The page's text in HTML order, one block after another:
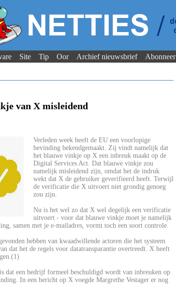
Site Tip Oor Archief nieuwsbrief Abonneer
van X misleidend
Verleden week heeft de EU een voorlopige
bevinding bekendgemaakt. Zij vindt namelijk dat
het blauwe vinkje op X een inbreuk maakt op de
Digital Services Act. Dat blauwe vinkje zou
namelijk misleidend zijn, omdat het de indruk
wekt dat X de gebruiker geverifieerd heeft. Terwijl
de verificatie die X uitvoert niet grondig genoeg
zou zijn.
Nu is het wel zo dat X wel degelijk een verificatie
uitvoert - voor dat blauwe vinkje moet je namelijk
samen met je e-mailadres, vormt toch een soort controle.
hebben van kwaadwillende actoren die het systeem
dat het de regels voor datatransparantie overtreedt. X heeft
dat een bedrijf formeel beschuldigd wordt van inbreuken op
In een bericht op X voegde Margrethe Vestager er nog